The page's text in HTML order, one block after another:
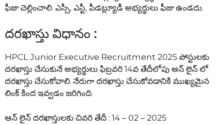
ఫీజు చెల్లించాలి. ఎస్సీ, ఎస్టీ, పీడబ్ల్యూడీ అభ్యర్థులు ఫీజు ఉండదు.
దరఖాస్తు విధానం :
HPCL Junior Executive Recruitment 2025 పోస్టులకు
దరఖాస్తు చేసుకునే అభ్యర్థులు ఫిబ్రవరి 14వ తేదీలోపు ఆన్ లైన్ లో
దరఖాస్తు చేసుకోవాలి. నేరుగా దరఖాస్తు చేసుకోవడానికి ముఖ్యమైన
లింక్ కింద ఇవ్వడం జరిగింది.
ఆన్ లైన్ దరఖాస్తులకు చివరి తేదీ : 14 – 02 – 2025